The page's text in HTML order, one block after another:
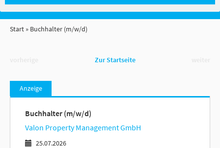
Start Buchhalter (m/w/d)
Zur Startseite
Anzeige
Buchhalter (m/w/d)
Valon Property Management GmbH
25.07.2026